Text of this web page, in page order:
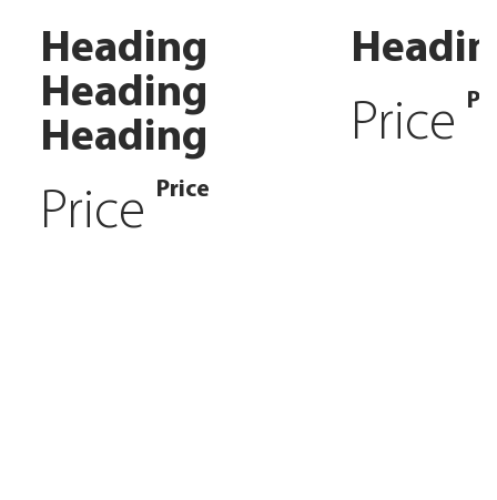
Heading
Heading
Heading
Price Price
Price